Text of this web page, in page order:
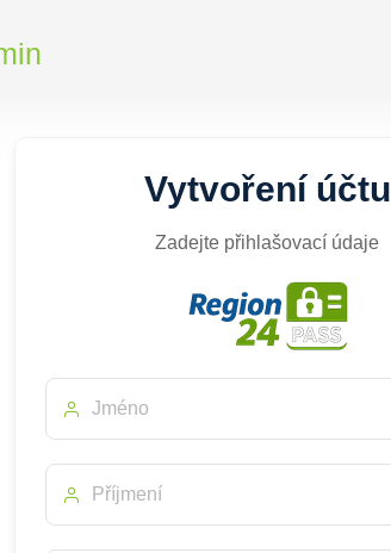
Vytvoření účtu
Zadejte přihlašovací údaje